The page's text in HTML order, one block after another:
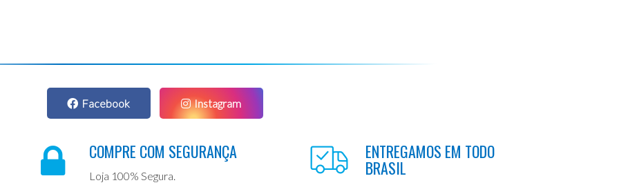
Facebook Instagram
COMPRE COM SEGURANÇA
Loja 100% Segura.
ENTREGAMOS EM TODO
BRASIL